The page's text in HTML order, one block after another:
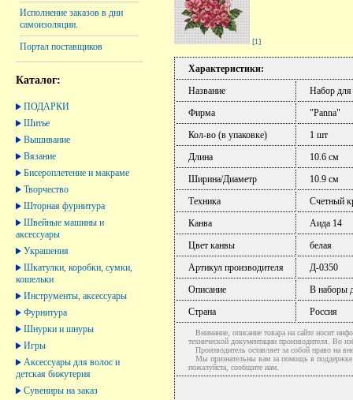
Исполнение заказов в дни
самоизоляции.
Портал поставщиков
Каталог:
ПОДАРКИ
Шитье
Вышивание
Вязание
Бисероплетение и макраме
Творчество
Шторная фурнитура
Швейные машины и
аксессуары
Украшения
Шкатулки, коробки, сумки,
кошельки
Инструменты, аксессуары
Фурнитура
Шнурки и шнуры
Игры
Аксессуары для волос и
детская бижутерия
Сувениры на заказ
[1]
Характеристики:
Название
Набор
Фирма
"Panna"
Кол-во (в упаковке)
1 шт
Длина
10.6 см
Ширина/Диаметр
10.9 см
Техника
Счетный
Канва
Аида 14
Цвет канвы
белая
Артикул производителя
Д-0350
Описание
В наборы
Страна
Россия
Внимание, описание товара на сайте носит
технической документации производителя. Во
Производитель оставляет за собой право на
Мы признательны вам за помощь в поддержке
пожалуйста, сообщите нам.